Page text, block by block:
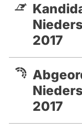
2017
2017